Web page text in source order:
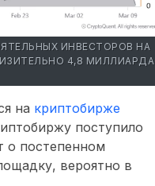
ИНВЕСТОРОВ НА
4,8 МИЛЛИАРДА
на криптобирже
поступило
о постепенном
, вероятно в